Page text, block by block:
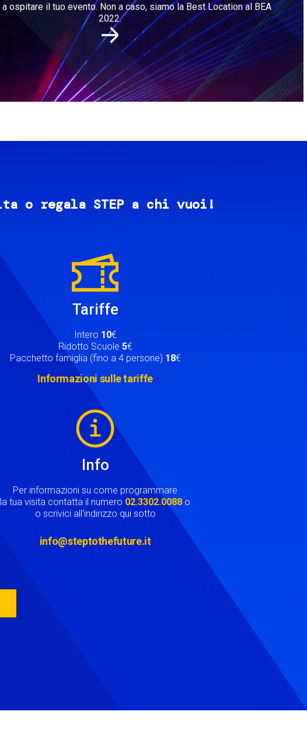
ospitare il tuo evento. Non a caso, siamo la Best Location al BEA
2022.
o regala STEP a chi vuoi!
Tariffe
Intero 10€
Ridotto Scuole 5€
Pacchetto famiglia (fino a 4 persone) 18€
Informazioni sulle tariffe
Info
Per informazioni su come programmare
la tua visita contatta il numero 02.3302.0088 o
o scrivici all'indirizzo qui sotto
info@steptothefuture.it